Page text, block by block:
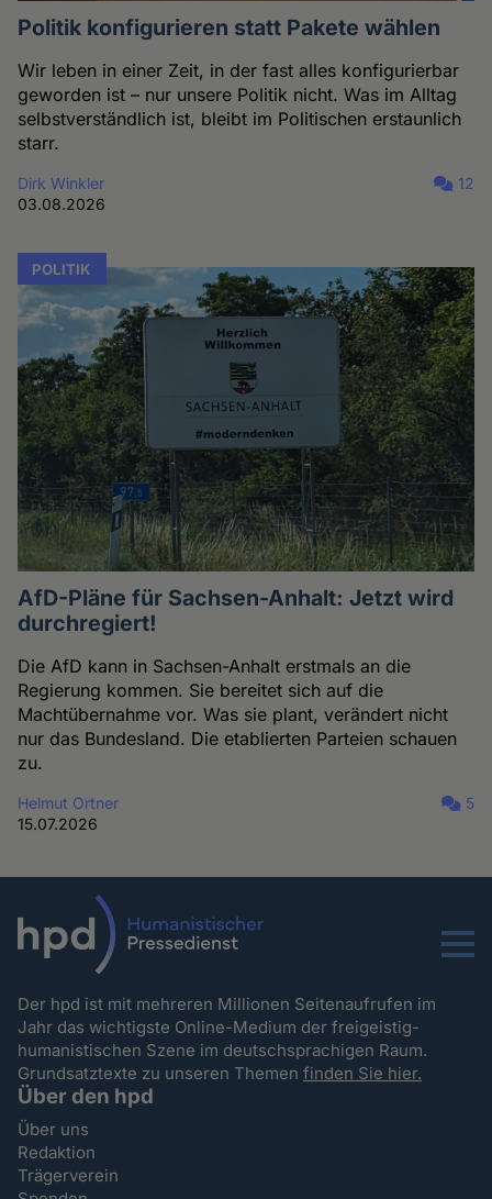
Politik konfigurieren statt Pakete wählen
Wir leben in einer Zeit, in der fast alles konfigurierbar
geworden ist – nur unsere Politik nicht. Was im Alltag
selbstverständlich ist, bleibt im Politischen erstaunlich
starr.
Dirk Winkler
03.08.2026
12
POLITIK
AfD-Pläne für Sachsen-Anhalt: Jetzt wird
durchregiert!
Die AfD kann in Sachsen-Anhalt erstmals an die
Regierung kommen. Sie bereitet sich auf die
Machtübernahme vor. Was sie plant, verändert nicht
nur das Bundesland. Die etablierten Parteien schauen
zu.
Helmut Ortner
15.07.2026
5
Menu
Der hpd ist mit mehreren Millionen Seitenaufrufen im
Jahr das wichtigste Online-Medium der freigeistig-
humanistischen Szene im deutschsprachigen Raum.
Grundsatztexte zu unseren Themenfinden Sie hier.
Über den hpd
Über uns
Redaktion
Trägerverein